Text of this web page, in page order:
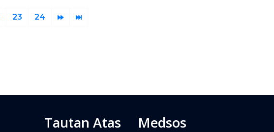
23 24
Tautan Atas Medsos